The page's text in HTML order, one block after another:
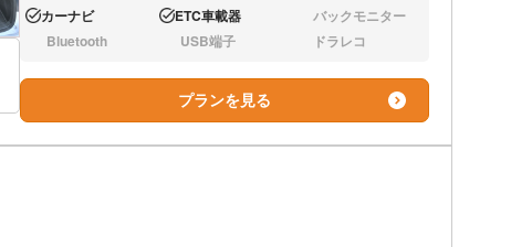
あり:カーナビ あり:ETC車載器 なし:バックモニター
なし:Bluetooth なし:USB端子 なし:ドラレコ
プランを見る